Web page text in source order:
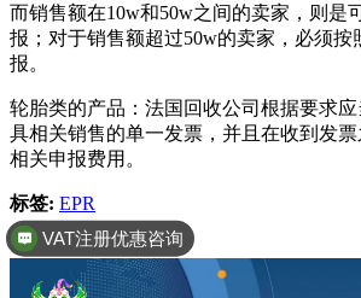
而销售额在10w和50w之间的卖家，则是
报；对于销售额超过50w的卖家，必须按
报。
轮胎类的产品：法国回收公司根据要求
具相关销售的单一发票，并且在收到发
相关申报费用。
标签: EPR
VAT注册优惠咨询